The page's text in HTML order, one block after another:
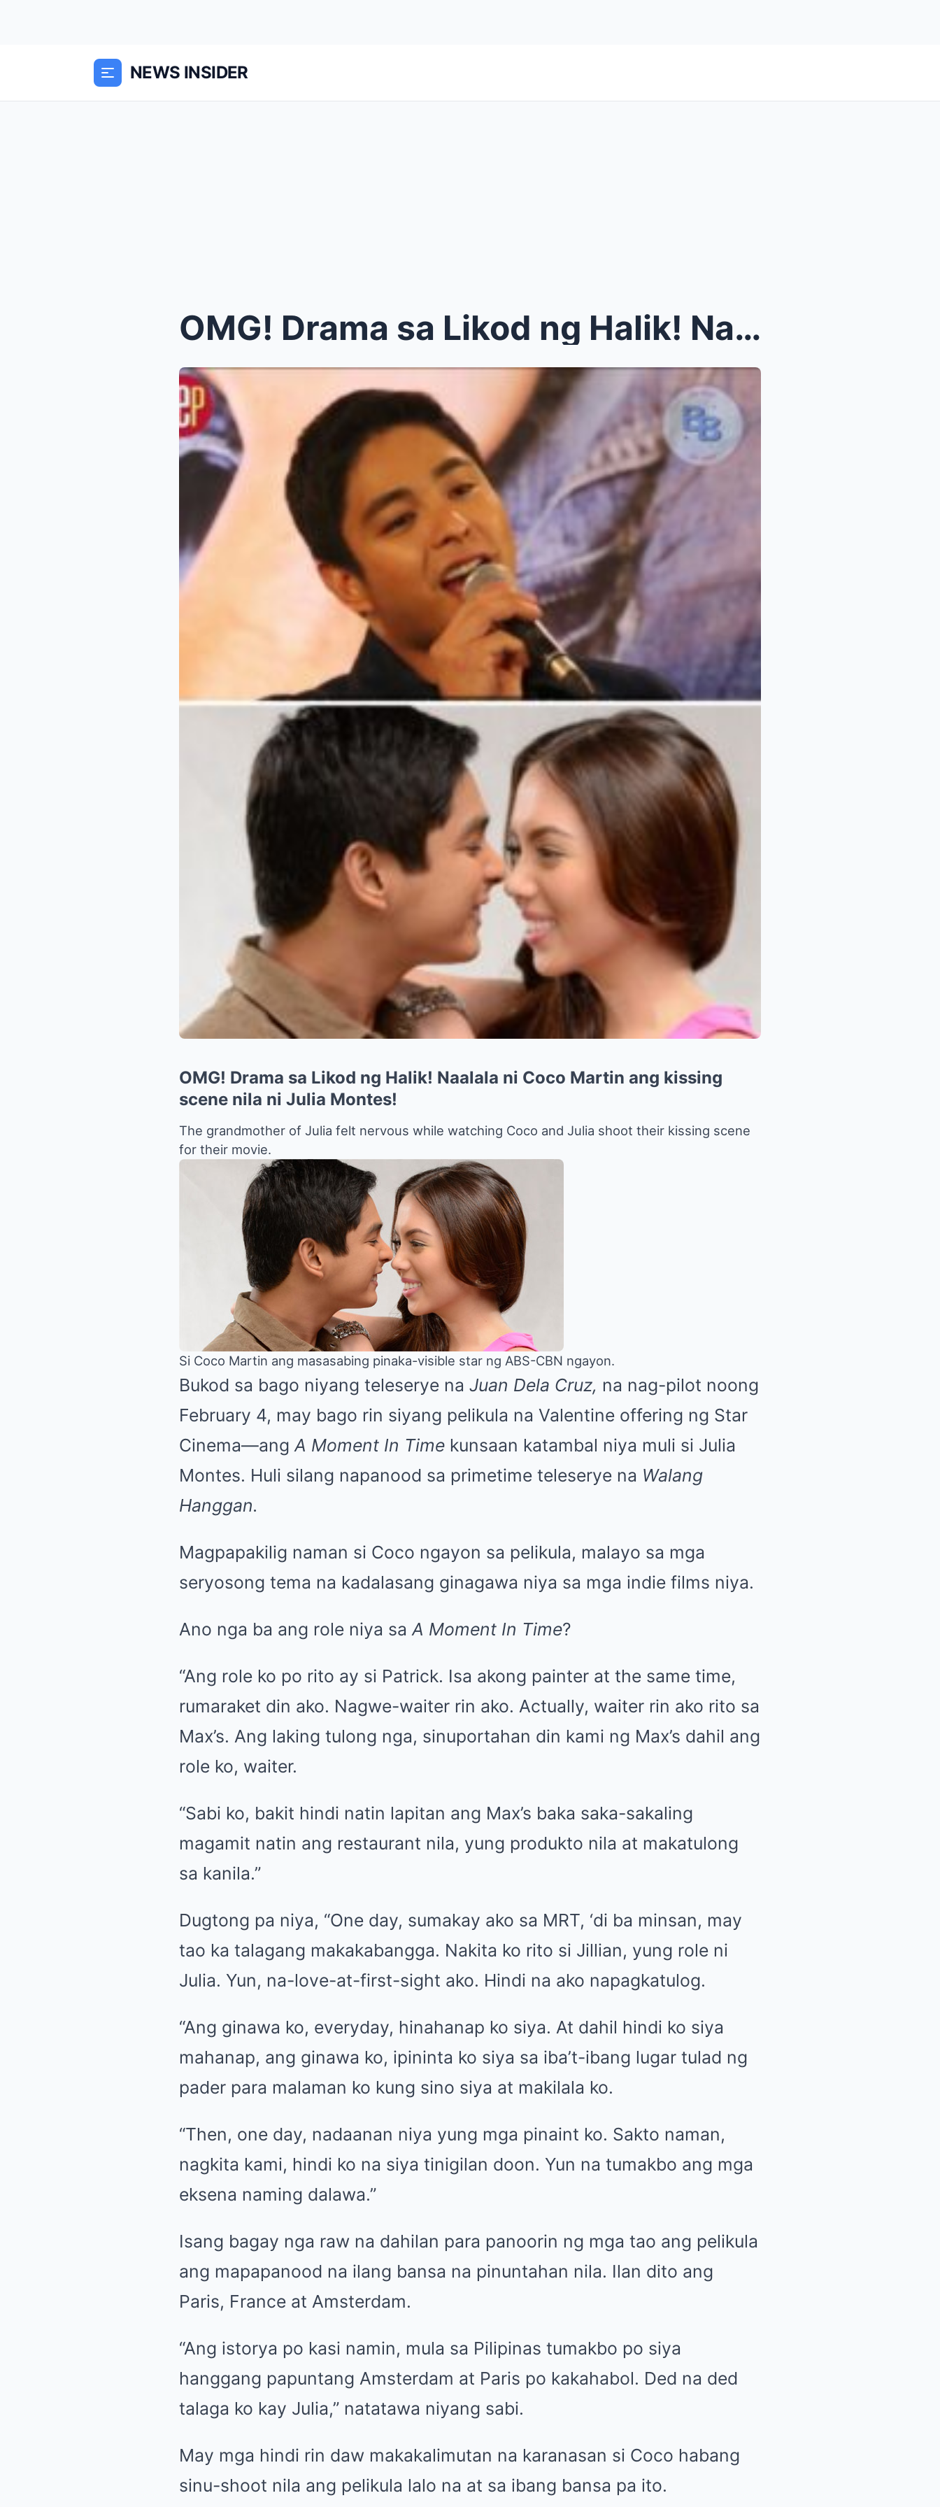
NEWS INSIDER
OMG! Drama sa Likod ng Halik! Naalala ni Coco Mart...
OMG! Drama sa Likod ng Halik! Naalala ni Coco Martin ang kissing
scene nila ni Julia Montes!
The grandmother of Julia felt nervous while watching Coco and Julia shoot their kissing scene
for their movie.
Si Coco Martin ang masasabing pinaka-visible star ng ABS-CBN ngayon.
Bukod sa bago niyang teleserye na Juan Dela Cruz, na nag-pilot noong
February 4, may bago rin siyang pelikula na Valentine offering ng Star
Cinema—angA Moment In Time kunsaan katambal niya muli si Julia
Montes. Huli silang napanood sa primetime teleserye na Walang
Hanggan.
Magpapakilig naman si Coco ngayon sa pelikula, malayo sa mga
seryosong tema na kadalasang ginagawa niya sa mga indie films niya.
Ano nga ba ang role niya saA Moment In Time?
“Ang role ko po rito ay si Patrick. Isa akong painter at the same time,
rumaraket din ako. Nagwe-waiter rin ako. Actually, waiter rin ako rito sa
Max’s. Ang laking tulong nga, sinuportahan din kami ng Max’s dahil ang
role ko, waiter.
“Sabi ko, bakit hindi natin lapitan ang Max’s baka saka-sakaling
magamit natin ang restaurant nila, yung produkto nila at makatulong
sa kanila.”
Dugtong pa niya, “One day, sumakay ako sa MRT, ‘di ba minsan, may
tao ka talagang makakabangga. Nakita ko rito si Jillian, yung role ni
Julia. Yun, na-love-at-first-sight ako. Hindi na ako napagkatulog.
“Ang ginawa ko, everyday, hinahanap ko siya. At dahil hindi ko siya
mahanap, ang ginawa ko, ipininta ko siya sa iba’t-ibang lugar tulad ng
pader para malaman ko kung sino siya at makilala ko.
“Then, one day, nadaanan niya yung mga pinaint ko. Sakto naman,
nagkita kami, hindi ko na siya tinigilan doon. Yun na tumakbo ang mga
eksena naming dalawa.”
Isang bagay nga raw na dahilan para panoorin ng mga tao ang pelikula
ang mapapanood na ilang bansa na pinuntahan nila. Ilan dito ang
Paris, France at Amsterdam.
“Ang istorya po kasi namin, mula sa Pilipinas tumakbo po siya
hanggang papuntang Amsterdam at Paris po kakahabol. Ded na ded
talaga ko kay Julia,” natatawa niyang sabi.
May mga hindi rin daw makakalimutan na karanasan si Coco habang
sinu-shoot nila ang pelikula lalo na at sa ibang bansa pa ito.